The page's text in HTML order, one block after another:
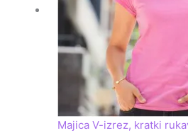
Majica V-izrez, kratki